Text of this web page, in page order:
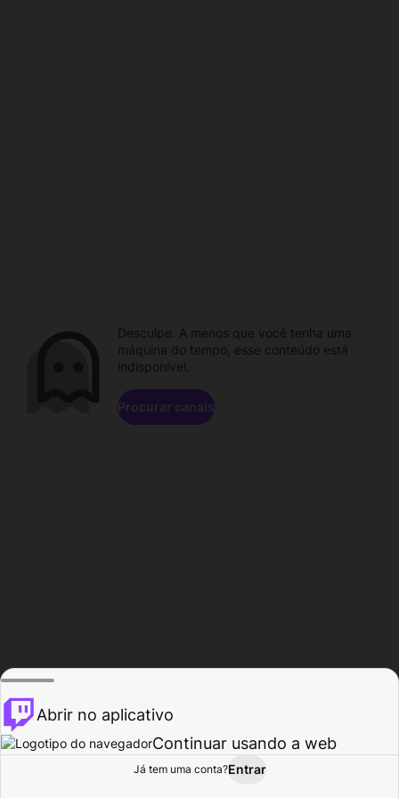
Procurar Atividade
Desculpe. A menos que você tenha uma
máquina do tempo, esse conteúdo está
indisponível.
Procurar canais
Abrir no aplicativo
Continuar usando a web
Já tem uma conta?Entrar